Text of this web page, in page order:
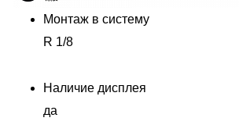
Монтаж в систему
R 1/8
Наличие дисплея
да